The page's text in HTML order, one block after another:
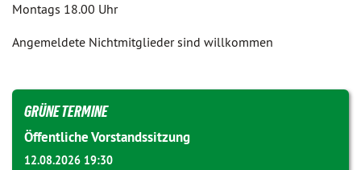
Montags 18.00 Uhr
Angemeldete Nichtmitglieder sind willkommen
GRÜNE TERMINE
Öffentliche Vorstandssitzung
12.08.2026 19:30